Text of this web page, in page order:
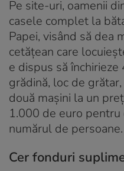
Pe site-uri, oamenii
casele complet la
Papei, visând să dea
cetățean care
e dispus să închirieze
grădină, loc de
două mașini la un
1.000 de euro
numărul de persoane.
Cer fonduri